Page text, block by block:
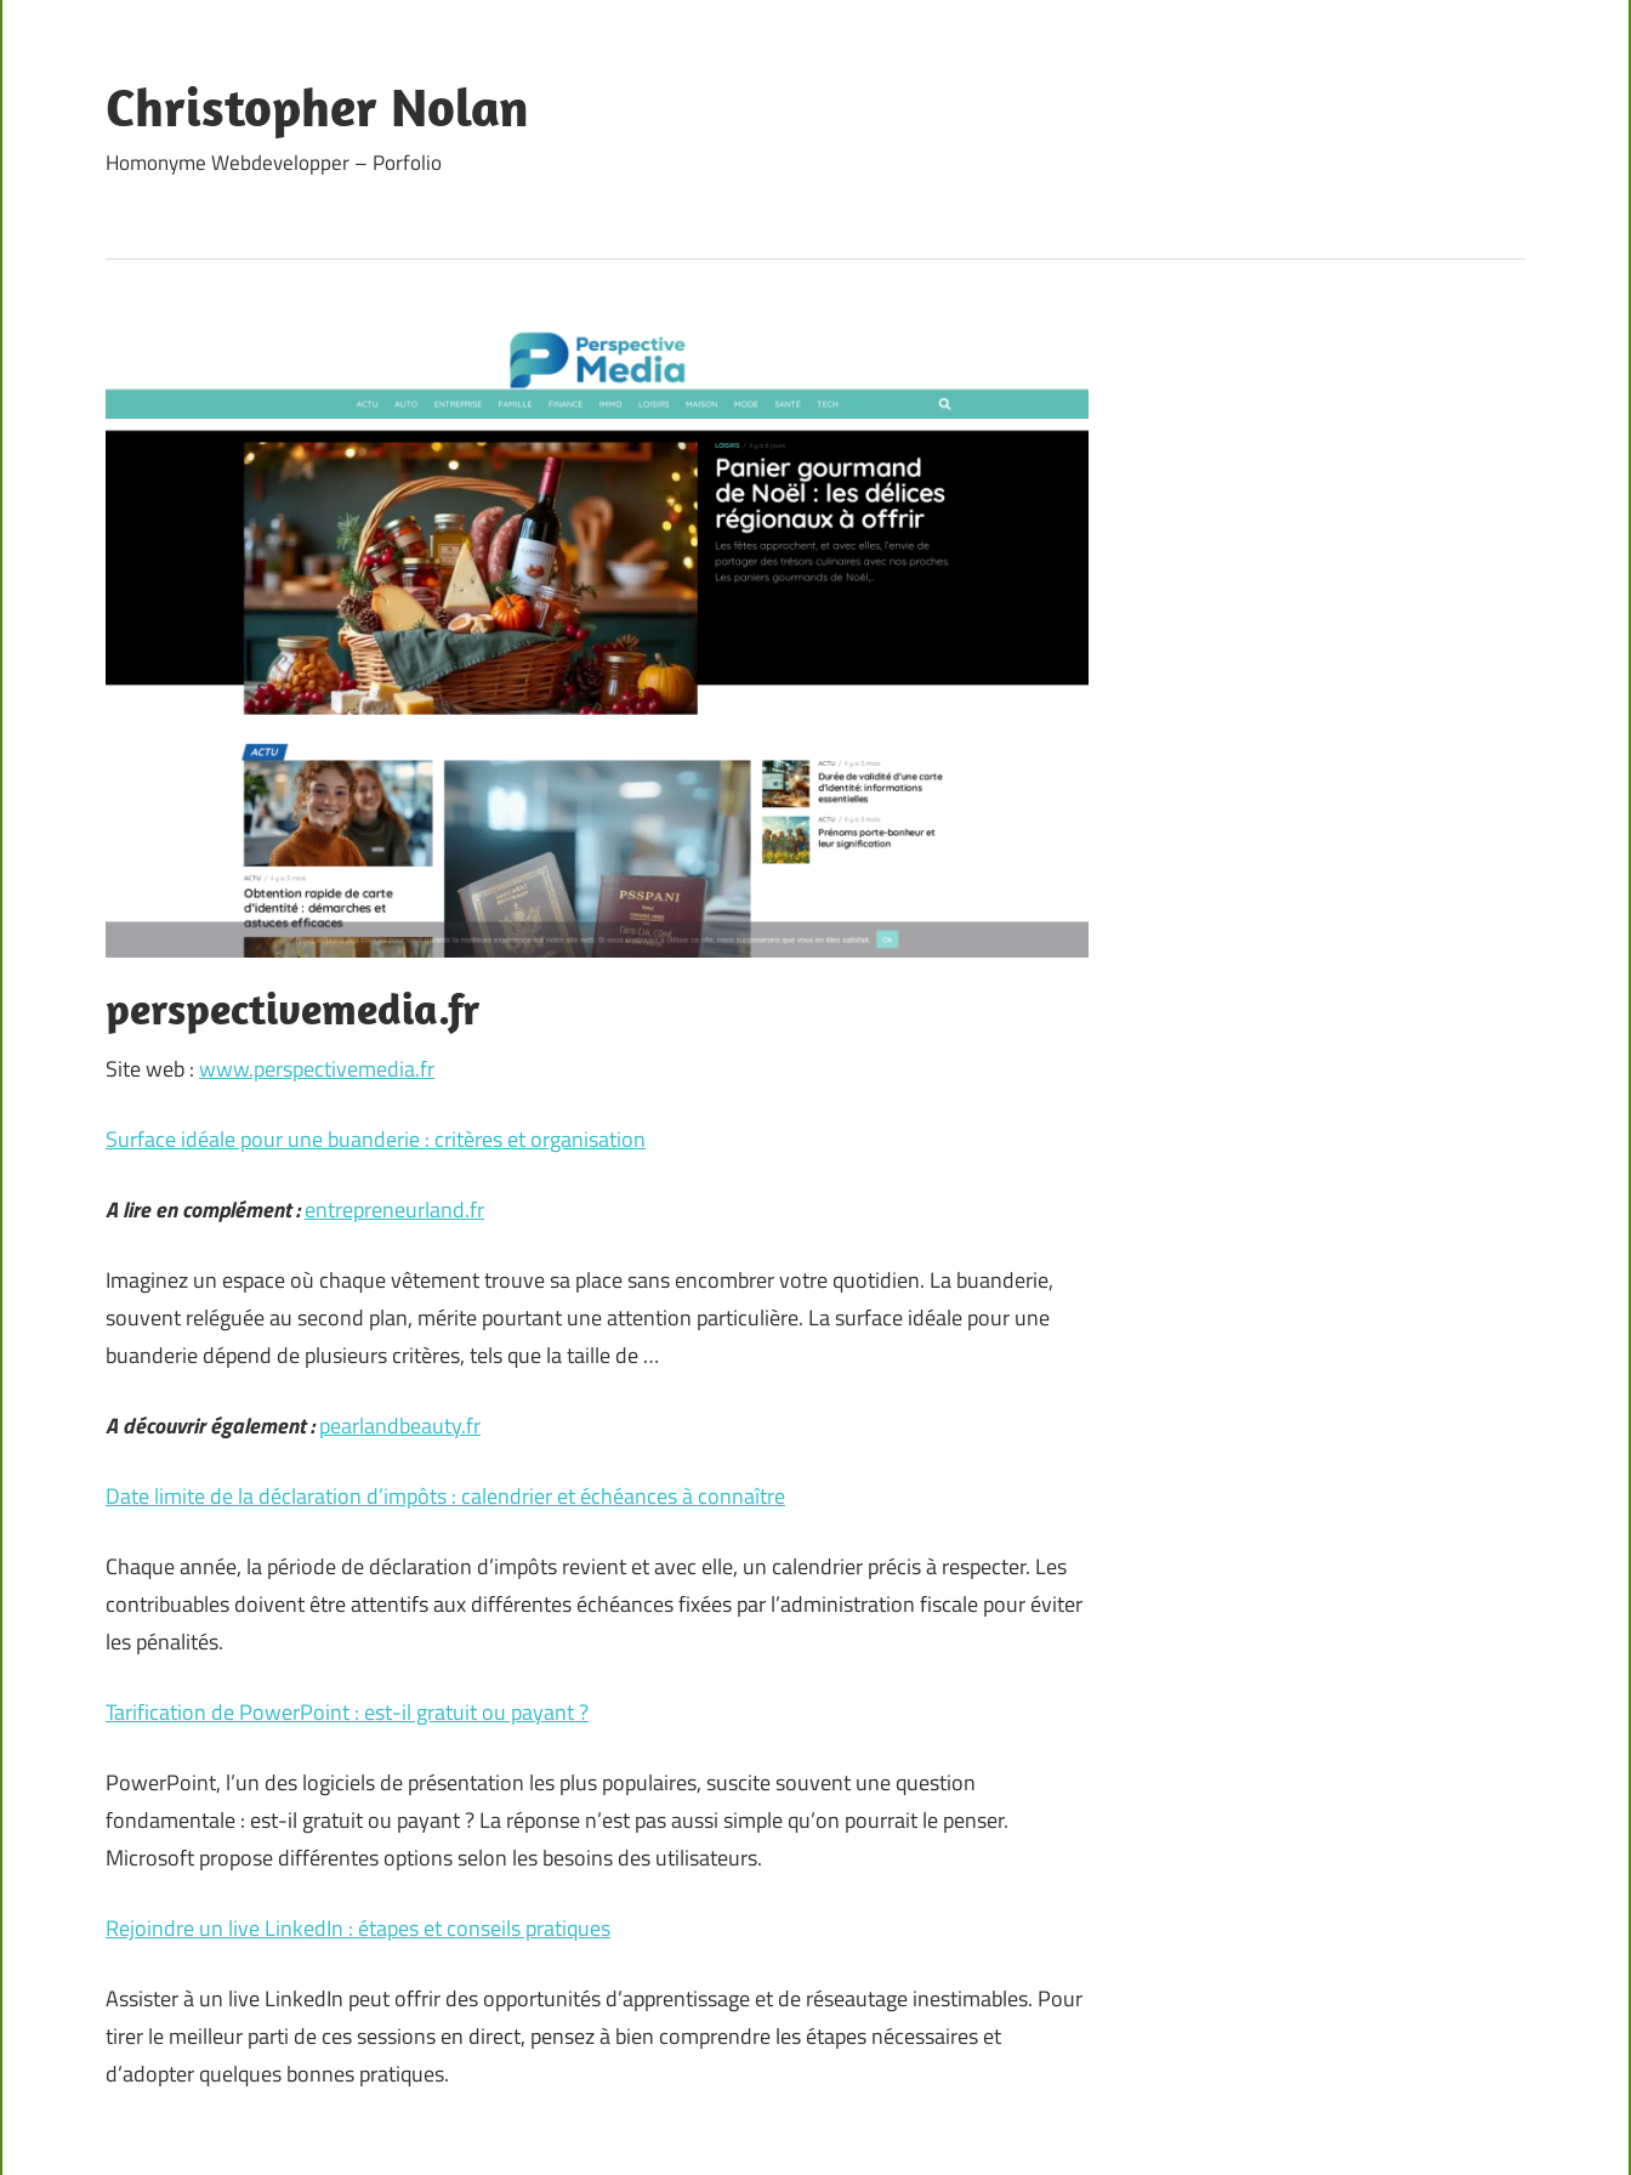
content
Christopher Nolan
Homonyme Webdevelopper – Porfolio
perspectivemedia.fr
Site web :www.perspectivemedia.fr
Surface idéale pour une buanderie : critères et organisation
A lire en complément :entrepreneurland.fr
Imaginez un espace où chaque vêtement trouve sa place sans encombrer votre quotidien. La buanderie,
souvent reléguée au second plan, mérite pourtant une attention particulière. La surface idéale pour une
buanderie dépend de plusieurs critères, tels que la taille de …
A découvrir également :pearlandbeauty.fr
Date limite de la déclaration d’impôts : calendrier et échéances à connaître
Chaque année, la période de déclaration d’impôts revient et avec elle, un calendrier précis à respecter. Les
contribuables doivent être attentifs aux différentes échéances fixées par l’administration fiscale pour éviter
les pénalités.
Tarification de PowerPoint : est-il gratuit ou payant ?
PowerPoint, l’un des logiciels de présentation les plus populaires, suscite souvent une question
fondamentale : est-il gratuit ou payant ? La réponse n’est pas aussi simple qu’on pourrait le penser.
Microsoft propose différentes options selon les besoins des utilisateurs.
Rejoindre un live LinkedIn : étapes et conseils pratiques
Assister à un live LinkedIn peut offrir des opportunités d’apprentissage et de réseautage inestimables. Pour
tirer le meilleur parti de ces sessions en direct, pensez à bien comprendre les étapes nécessaires et
d’adopter quelques bonnes pratiques.